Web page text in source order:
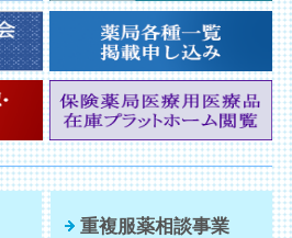
重複服薬相談事業